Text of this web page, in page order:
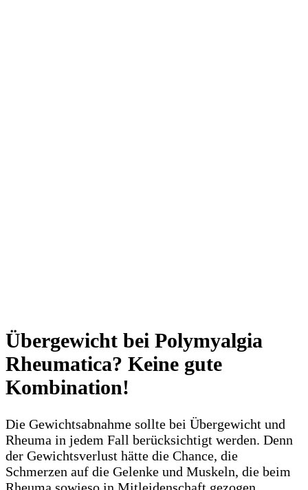
Übergewicht bei Polymyalgia
Rheumatica? Keine gute
Kombination!
Die Gewichtsabnahme sollte bei Übergewicht und
Rheuma in jedem Fall berücksichtigt werden. Denn
der Gewichtsverlust hätte die Chance, die
Schmerzen auf die Gelenke und Muskeln, die beim